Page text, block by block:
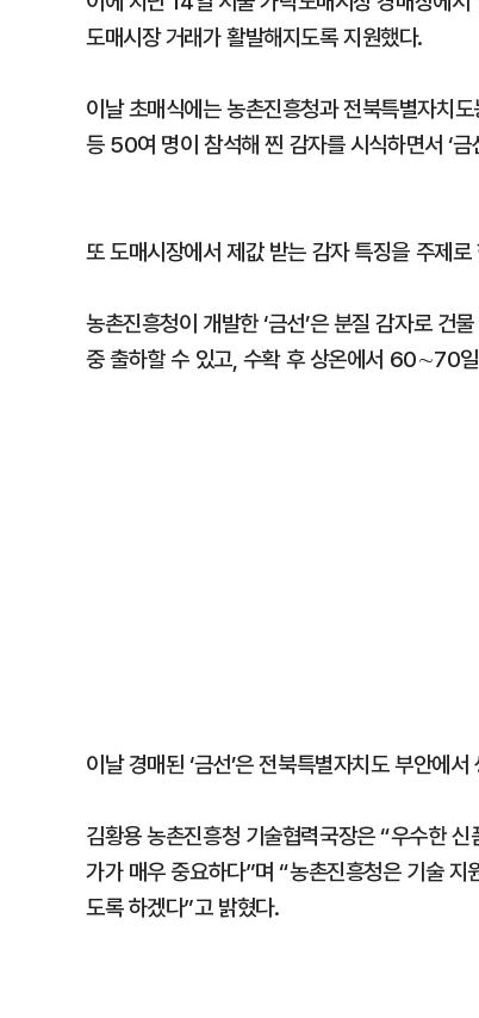
도매시장 거래가 활발해지도록 지원했다.
이날 초매식에는 농촌진흥청과 전북특별자치
등 50여 명이 참석해 찐 감자를 시식하면서 ‘금
또 도매시장에서 제값 받는 감자 특징을 주제
농촌진흥청이 개발한 ‘금선’은 분질 감자로 건
중 출하할 수 있고, 수확 후 상온에서 60∼70
이날 경매된 ‘금선’은 전북특별자치도 부안에
김황용 농촌진흥청 기술협력국장은 “우수한
가가 매우 중요하다”며 “농촌진흥청은 기술
도록 하겠다”고 밝혔다.